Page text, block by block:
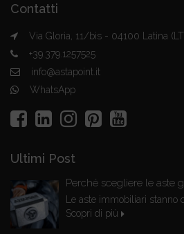
Contatti
Via Gloria, 11/bis - 04100 Latina
+39.379.1257525
info@astapoint.it
WhatsApp
Ultimi Post
Perché scegliere le aste
Le aste immobiliari stanno
Scopri di più